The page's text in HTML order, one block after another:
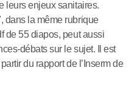
leurs enjeux sanitaires.
dans la même rubrique
de 55 diapos, peut aussi
débats sur le sujet. Il est
du rapport de l’Inserm de